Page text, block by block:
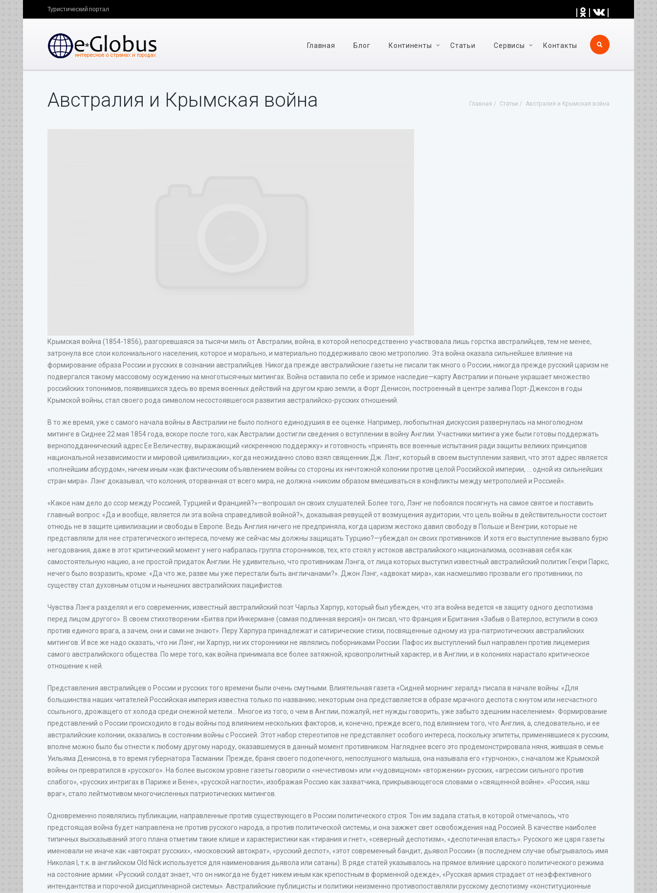
| | |
Туристический портал
Главная Блог Континенты Статьи Cервисы Контакты
Главная Статьи Австралия и Крымская война
Австралия и Крымская война
Крымская война (1854-1856), разгоревшаяся за тысячи миль от Австралии, война, в которой непосредственно участвовала лишь горстка австралийцев, тем не менее,
затронула все слои колониального населения, которое и морально, и материально поддерживало свою метрополию. Эта война оказала сильнейшее влияние на
формирование образа России и русских в сознании австралийцев. Никогда прежде австралийские газеты не писали так много о России, никогда прежде русский царизм не
подвергался такому массовому осуждению на многотысячных митингах. Война оставила по себе и зримое наследие—карту Австралии и поныне украшает множество
российских топонимов, появившихся здесь во время военных действий на другом краю земли, а Форт Денисон, построенный в центре залива Порт-Джексон в годы
Крымской войны, стал своего рода символом несостоявшегося развития австралийско-русских отношений.
В то же время, уже с самого начала войны в Австралии не было полного единодушия в ее оценке. Например, любопытная дискуссия развернулась на многолюдном
митинге в Сиднее 22 мая 1854 года, вскоре после того, как Австралии достигли сведения о вступлении в войну Англии. Участники митинга уже были готовы поддержать
верноподданнический адрес Ее Величеству, выражающий «искреннюю поддержку» и готовность «принять все военные испытания ради защиты великих принципов
национальной независимости и мировой цивилизации», когда неожиданно слово взял священник Дж. Лэнг, который в своем выступлении заявил, что этот адрес является
«полнейшим абсурдом», ничем иным «как фактическим объявлением войны со стороны их ничтожной колонии против целой Российской империи, ... одной из сильнейших
стран мира». Лэнг доказывал, что колония, оторванная от всего мира, не должна «никоим образом вмешиваться в конфликты между метрополией и Россией».
«Какое нам дело до ссор между Россией, Турцией и Францией?»—вопрошал он своих слушателей. Более того, Лэнг не побоялся посягнуть на самое святое и поставить
главный вопрос: «Да и вообще, является ли эта война справедливой войной?», доказывая ревущей от возмущения аудитории, что цель войны в действительности состоит
отнюдь не в защите цивилизации и свободы в Европе. Ведь Англия ничего не предприняла, когда царизм жестоко давил свободу в Польше и Венгрии, которые не
представляли для нее стратегического интереса, почему же сейчас мы должны защищать Турцию?—убеждал он своих противников. И хотя его выступление вызвало бурю
негодования, даже в этот критический момент у него набралась группа сторонников, тех, кто стоял у истоков австралийского национализма, осознавая себя как
самостоятельную нацию, а не простой придаток Англии. Не удивительно, что противникам Лэнга, от лица которых выступил известный австралийский политик Генри Паркc,
нечего было возразить, кроме: «Да что же, разве мы уже перестали быть англичанами?». Джон Лэнг, «адвокат мира», как насмешливо прозвали его противники, по
существу стал духовным отцом и нынешних австралийских пацифистов.
Чувства Лэнга разделял и его современник, известный австралийский поэт Чарльз Харпур, который был убежден, что эта война ведется «в защиту одного деспотизма
перед лицом другого». В своем стихотворении «Битва при Инкермане (самая подлинная версия)» он писал, что Франция и Британия «Забыв о Ватерлоо, вступили в союз
против единого врага, а зачем, они и сами не знают». Перу Харпура принадлежат и сатирические стихи, посвященные одному из ура-патриотических австралийских
митингов. И все же надо сказать, что ни Лэнг, ни Харпур, ни их сторонники не являлись поборниками России. Пафос их выступлений был направлен против лицемерия
самого австралийского общества. По мере того, как война принимала все более затяжной, кровопролитный характер, и в Англии, и в колониях нарастало критическое
отношение к ней.
Представления австралийцев о России и русских того времени были очень смутными. Влиятельная газета «Сидней морнинг хералд» писала в начале войны: «Для
большинства наших читателей Российская империя известна только по названию; некоторым она представляется в образе мрачного деспота с кнутом или несчастного
ссыльного, дрожащего от холода среди снежной метели... Многое из того, о чем в Англии, пожалуй, нет нужды говорить, уже забыто здешним населением». Формирование
представлений о России происходило в годы войны под влиянием нескольких факторов, и, конечно, прежде всего, под влиянием того, что Англия, а, следовательно, и ее
австралийские колонии, оказались в состоянии войны с Россией. Этот набор стереотипов не представляет особого интереса, поскольку эпитеты, применявшиеся к русским,
вполне можно было бы отнести к любому другому народу, оказавшемуся в данный момент противником. Нагляднее всего это продемонстрировала няня, жившая в семье
Уильяма Денисона, в то время губернатора Тасмании. Прежде, браня своего подопечного, непослушного малыша, она называла его «турчонок», с началом же Крымской
войны он превратился в «русского». На более высоком уровне газеты говорили о «нечестивом» или «чудовищном» «вторжении» русских, «агрессии сильного против
слабого», «русских интригах в Париже и Вене», «русской наглости», изображая Россию как захватчика, прикрывающегося словами о «священной войне». «Россия, наш
враг», стало лейтмотивом многочисленных патриотических митингов.
Одновременно появлялись публикации, направленные против существующего в России политического строя. Тон им задала статья, в которой отмечалось, что
предстоящая война будет направлена не против русского народа, а против политической системы, и она зажжет свет освобождения над Россией. В качестве наиболее
типичных высказываний этого плана отметим такие клише и характеристики как «тирания и гнет», «северный деспотизм», «деспотичная власть». Русского же царя газеты
именовали не иначе как «автократ русских», «московский автократ», «русский деспот», «этот современный бандит, дьявол России» (в последнем случае обыгрывалось имя
Николая I, т.к. в английском Old Nick используется для наименования дьявола или сатаны). В ряде статей указывалось на прямое влияние царского политического режима
на состояние армии: «Русский солдат знает, что он никогда не будет никем иным как крепостным в форменной одежде», «Русская армия страдает от неэффективного
интендантства и порочной дисциплинарной системы». Австралийские публицисты и политики неизменно противопоставляли русскому деспотизму «конституционные